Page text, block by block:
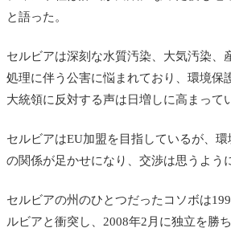
と語った。
セルビアは深刻な水質汚染、大気汚染、
処理に伴う公害に悩まれており、環境保
大統領に反対する声は日増しに高まって
セルビアはEU加盟を目指しているが、
の関係が足かせになり、交渉は思うよう
セルビアの州のひとつだったコソボは
ルビアと衝突し、2008年2月に独立を勝